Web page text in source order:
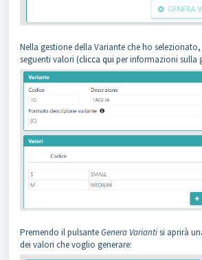
Nella gestione della Variante che ho
seguenti valori (clicca qui per informazioni sulla
Premendo il pulsanteGenera Variantisi aprirà
dei valori che voglio generare: